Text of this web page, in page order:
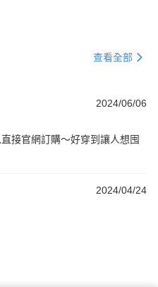
查看全部
2024/06/06
接官網訂購～好穿到讓人想囤
2024/04/24